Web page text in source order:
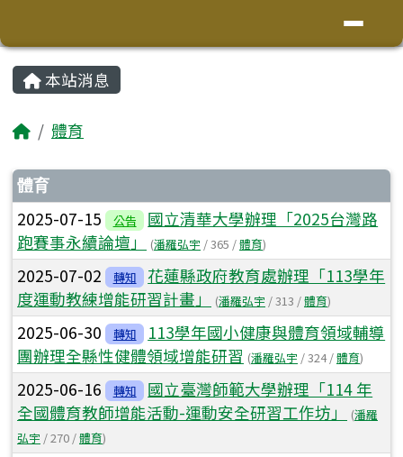
主內容區域
本站消息
回首頁
體育
文章列表
體育
2025-07-15 公告
國立清華大學辦理「2025台灣路
跑賽事永續論壇」
(潘羅弘宇 / 365 /體育)
2025-07-02 轉知
花蓮縣政府教育處辦理「113學年
度運動教練增能研習計畫」
(潘羅弘宇 / 313 /體育)
2025-06-30 轉知
113學年國小健康與體育領域輔導
團辦理全縣性健體領域增能研習 (潘羅弘宇 / 324 /體育)
2025-06-16 轉知
國立臺灣師範大學辦理「114 年
全國體育教師增能活動-運動安全研習工作坊」
(潘羅
弘宇 / 270 /體育)
頁尾區域